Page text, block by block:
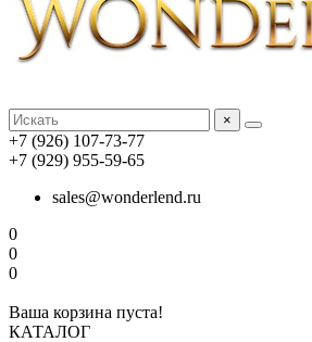
×
+7 (926) 107-73-77
+7 (929) 955-59-65
sales@wonderlend.ru
0
0
0
Ваша корзина пуста!
КАТАЛОГ